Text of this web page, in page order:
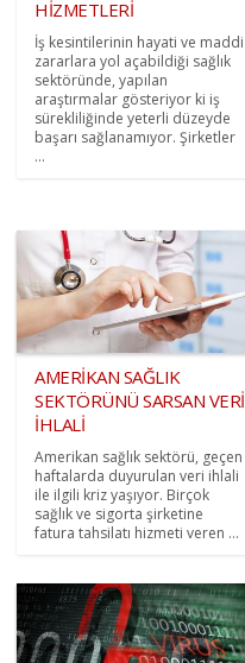
HİZMETLERİ
İş kesintilerinin hayati ve maddi
zararlara yol açabildiği sağlık
sektöründe, yapılan
araştırmalar gösteriyor ki iş
sürekliliğinde yeterli düzeyde
başarı sağlanamıyor. Şirketler
...
AMERİKAN SAĞLIK
SEKTÖRÜNÜ SARSAN VERİ
İHLALİ
Amerikan sağlık sektörü, geçen
haftalarda duyurulan veri ihlali
ile ilgili kriz yaşıyor. Birçok
sağlık ve sigorta şirketine
fatura tahsilatı hizmeti veren ...